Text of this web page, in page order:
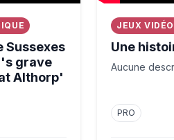
Sussexes
grave
Althorp'
JEUX
Une
Aucune
PRO